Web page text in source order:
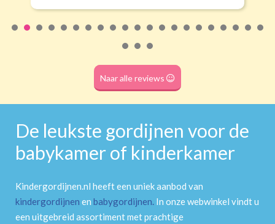
Naar alle reviews
De leukste gordijnen voor de
babykamer of kinderkamer
Kindergordijnen.nl heeft een uniek aanbod van
kindergordijnen en babygordijnen. In onze webwinkel vindt u
een uitgebreid assortiment met prachtige